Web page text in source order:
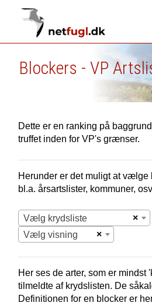
Blockers - VP
Dette er en ranking på
truffet inden for VP's grænser.
Herunder er det muligt at vælge
bl.a. årsartslister, kommuner,
×
Vælg krydsliste
×
Vælg visning
Her ses de arter, som er mindst
tilmeldte af krydslisten. De
Definitionen for en blocker er